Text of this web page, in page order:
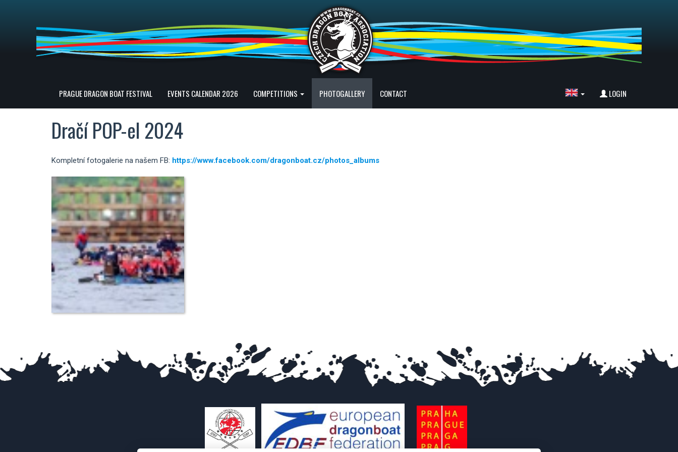
PRAGUE DRAGON BOAT FESTIVAL EVENTS CALENDAR 2026 COMPETITIONS PHOTOGALLERY CONTACT LOGIN
Dračí POP-el 2024
Kompletní fotogalerie na našem FB: https://www.facebook.com/dragonboat.cz/photos_albums